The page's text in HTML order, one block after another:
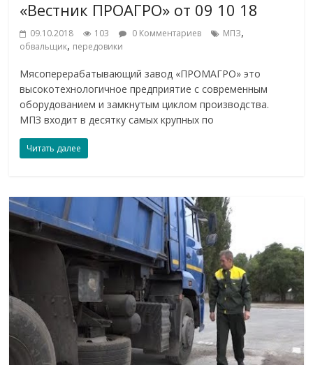
«Вестник ПРОАГРО» от 09 10 18
09.10.2018 103 0 Комментариев МПЗ,
обвальщик, передовики
Мясоперерабатывающий завод «ПРОМАГРО» это
высокотехнологичное предприятие с современным
оборудованием и замкнутым циклом производства.
МПЗ входит в десятку самых крупных по
Читать далее